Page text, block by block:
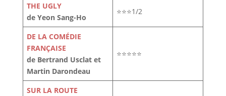
THE UGLY
de Yeon Sang-Ho
⭐⭐⭐1/2
DE LA COMÉDIE
FRANÇAISE
de Bertrand Usclat et
Martin Darondeau
⭐⭐⭐⭐⭐
SUR LA ROUTE